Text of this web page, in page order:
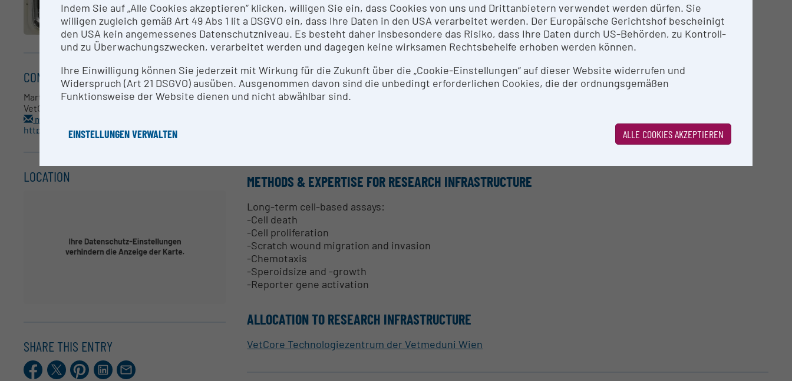
-Spheroid software module
-Chemotaxis software module
Martin Glösmann
Support with experimental design and image acquisition, data analysis and visualization
METHODS & EXPERTISE FOR RESEARCH INFRASTRUCTURE
Long-term cell-based assays:
-Cell death
-Cell proliferation
-Scratch wound migration and invasion
-Chemotaxis
-Speroidsize and -growth
-Reporter gene activation
ALLOCATION TO RESEARCH INFRASTRUCTURE
VetCore Technologiezentrum der Vetmeduni Wien
CONTACT
Martin Glösmann
VetCore
martin.gloesmann@vetmeduni.ac.at
https://www.vetmeduni.ac.at
LOCATION
SHARE THIS ENTRY
Facebook
X.comPinterestLinkedIn
E-
Mail
Indem Sie auf „Alle Cookies akzeptieren“ klicken, willigen Sie ein, dass Cookies von uns und Drittanbietern verwendet werden dürfen. Sie
willigen zugleich gemäß Art 49 Abs 1 lit a DSGVO ein, dass Ihre Daten in den USA verarbeitet werden. Der Europäische Gerichtshof bescheinigt
den USA kein angemessenes Datenschutzniveau. Es besteht daher insbesondere das Risiko, dass Ihre Daten durch US-Behörden, zu Kontroll-
und zu Überwachungszwecken, verarbeitet werden und dagegen keine wirksamen Rechtsbehelfe erhoben werden können.
Ihre Einwilligung können Sie jederzeit mit Wirkung für die Zukunft über die „Cookie-Einstellungen“ auf dieser Website widerrufen und
Widerspruch (Art 21 DSGVO) ausüben. Ausgenommen davon sind die unbedingt erforderlichen Cookies, die der ordnungsgemäßen
Funktionsweise der Website dienen und nicht abwählbar sind.
EINSTELLUNGEN VERWALTEN ALLE COOKIES AKZEPTIEREN